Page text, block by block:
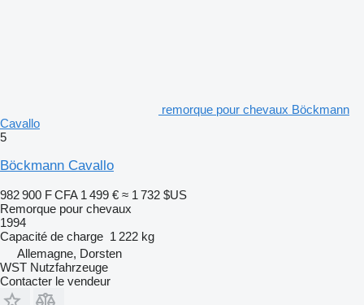
remorque pour chevaux Böckmann
Cavallo
5
Böckmann Cavallo
982 900 F CFA 1 499 € ≈ 1 732 $US
Remorque pour chevaux
1994
Capacité de charge 1 222 kg
Allemagne, Dorsten
WST Nutzfahrzeuge
Contacter le vendeur